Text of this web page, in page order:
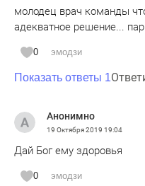
молодец врач команды
адекватное решение...
0 эмодзи
Показать ответы 1
Анонимно
19 Октября 2019 19:04
Дай Бог ему здоровья
0 эмодзи